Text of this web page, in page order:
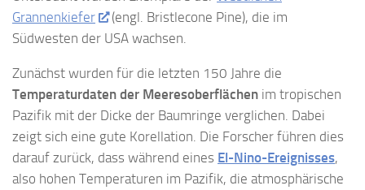
Grannenkiefer
(engl. Bristlecone Pine), die im
Südwesten der USA wachsen.
Zunächst wurden für die letzten 150 Jahre die
Temperaturdaten der Meeresoberflächen im tropischen
Pazifik mit der Dicke der Baumringe verglichen. Dabei
zeigt sich eine gute Korellation. Die Forscher führen dies
darauf zurück, dass während eines El-Nino-Ereignisses,
also hohen Temperaturen im Pazifik, die atmosphärische